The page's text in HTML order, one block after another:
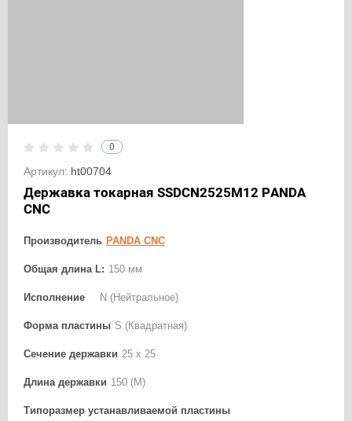
0
Артикул: ht00704
Державка токарная SSDCN2525M12 PANDA
CNC
Производитель PANDA CNC
Общая длина L: 150 мм
Исполнение N (Нейтральное)
Форма пластины S (Квадратная)
Сечение державки 25 x 25
Длина державки 150 (M)
Типоразмер устанавливаемой пластины